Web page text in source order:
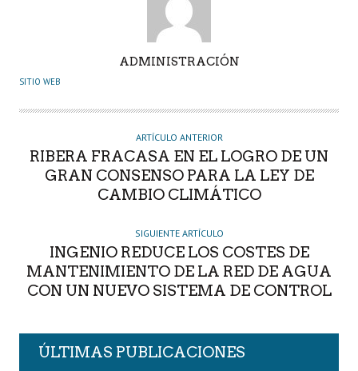
U
O
ADMINISTRACIÓN
SITIO WEB
ARTÍCULO ANTERIOR
RIBERA FRACASA EN EL LOGRO DE UN
GRAN CONSENSO PARA LA LEY DE
CAMBIO CLIMÁTICO
SIGUIENTE ARTÍCULO
INGENIO REDUCE LOS COSTES DE
MANTENIMIENTO DE LA RED DE AGUA
CON UN NUEVO SISTEMA DE CONTROL
ÚLTIMAS PUBLICACIONES